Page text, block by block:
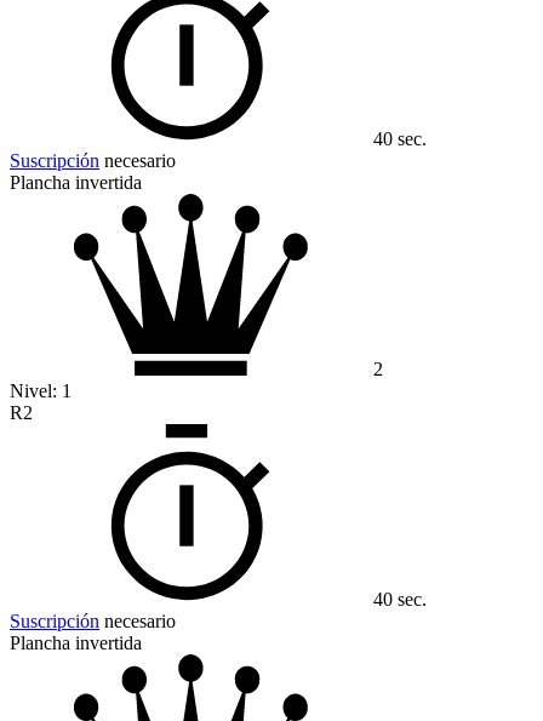
40 sec.
Suscripción necesario
Plancha invertida
2
Nivel: 1
R2
40 sec.
Suscripción necesario
Plancha invertida